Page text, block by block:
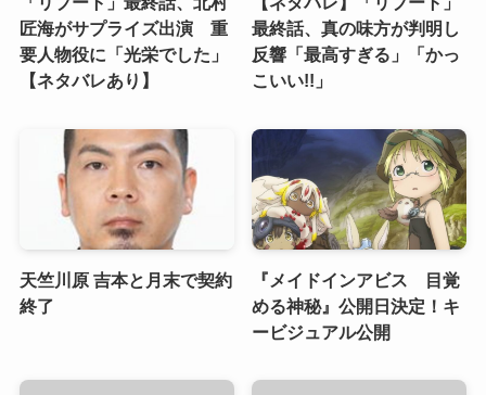
匠海がサプライズ出演 重
要人物役に「光栄でした」
【ネタバレあり】
最終話、真の味方が判明し
反響「最高すぎる」「かっ
こいい!!」
天竺川原 吉本と月末で契約
終了
『メイドインアビス 目覚
める神秘』公開日決定！キ
ービジュアル公開